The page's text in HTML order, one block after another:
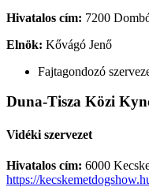
Hivatalos cím: 7200
Elnök: Kővágó Jenő
Fajtagondozó
Duna-Tisza Közi
Vidéki szervezet
Hivatalos cím: 6000
https://